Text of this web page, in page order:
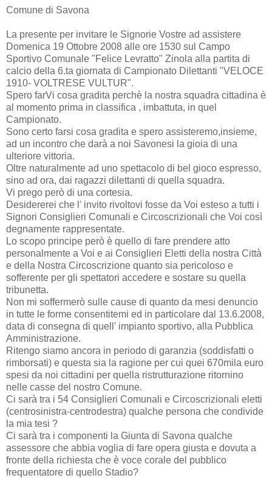
Comune di Savona
La presente per invitare le Signorie Vostre ad assistere
Domenica 19 Ottobre 2008 alle ore 1530 sul Campo
Sportivo Comunale "Felice Levratto" Zinola alla partita di
calcio della 6.ta giornata di Campionato Dilettanti "VELOCE
1910- VOLTRESE VULTUR".
Spero farVi cosa gradita perchè la nostra squadra cittadina è
al momento prima in classifica , imbattuta, in quel
Campionato.
Sono certo farsi cosa gradita e spero assisteremo,insieme,
ad un incontro che darà a noi Savonesi la gioia di una
ulteriore vittoria.
Oltre naturalmente ad uno spettacolo di bel gioco espresso,
sino ad ora, dai ragazzi dilettanti di quella squadra.
Vi prego però di una cortesia.
Desidererei che l' invito rivoltovi fosse da Voi esteso a tutti i
Signori Consiglieri Comunali e Circoscrizionali che Voi così
degnamente rappresentate.
Lo scopo principe però è quello di fare prendere atto
personalmente a Voi e ai Consiglieri Eletti della nostra Città
e della Nostra Circoscrizione quanto sia pericoloso e
sofferente per gli spettatori accedere e sostare su quella
tribunetta.
Non mi soffermerò sulle cause di quanto da mesi denuncio
in tutte le forme consentitemi ed in particolare dal 13.6.2008,
data di consegna di quell' impianto sportivo, alla Pubblica
Amministrazione.
Ritengo siamo ancora in periodo di garanzia (soddisfatti o
rimborsati) e questa sia la ragione per cui quei 670mila euro
spesi da noi cittadini per quella ristrutturazione ritornino
nelle casse del nostro Comune.
Ci sarà tra i 54 Consiglieri Comunali e Circoscrizionali eletti
(centrosinistra-centrodestra) qualche persona che condivide
la mia tesi ?
Ci sarà tra i componenti la Giunta di Savona qualche
assessore che abbia voglia di fare opera giusta e dovuta a
fronte della richiesta che è voce corale del pubblico
frequentatore di quello Stadio?